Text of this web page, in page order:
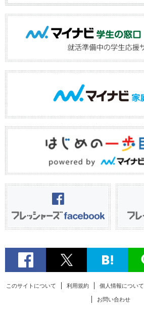
このサイトについて 利用規約 個人情報について
お問い合わせ